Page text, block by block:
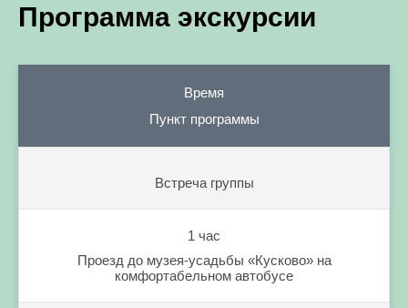
Программа экскурсии
Время
Пункт программы
Встреча группы
1 час
Проезд до музея-усадьбы «Кусково» на
комфортабельном автобусе